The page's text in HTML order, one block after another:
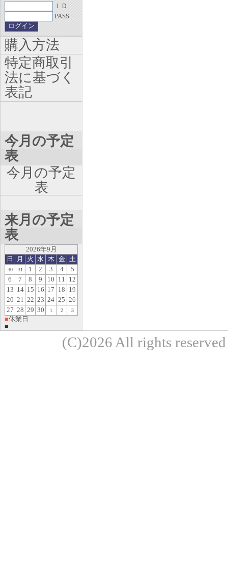
ＩＤ
PASS
購入方法
特定商取引
法に基づく
表記
今月の予定
表
今月の予定
表
来月の予定
表
2026年9月
日
月 火 水 木 金 土
30 31 1 2 3 4
5
6
7 8 9 10 11
12
13 14 15 16 17 18 19
20 21 22 23 24 25 26
27 28 29 30 1 2 3
■休業日
■
(C)2026 All rights